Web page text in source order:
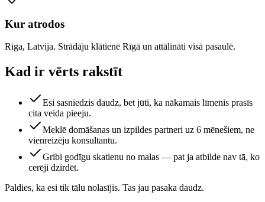
Kur atrodos
Rīga, Latvija. Strādāju klātienē Rīgā un attālināti visā pasaulē.
Kad ir vērts rakstīt
Esi sasniedzis daudz, bet jūti, ka nākamais līmenis prasīs
cita veida pieeju.
Meklē domāšanas un izpildes partneri uz 6 mēnešiem, ne
vienreizēju konsultantu.
Gribi godīgu skatienu no malas — pat ja atbilde nav tā, ko
cerēji dzirdēt.
Paldies, ka esi tik tālu nolasījis. Tas jau pasaka daudz.